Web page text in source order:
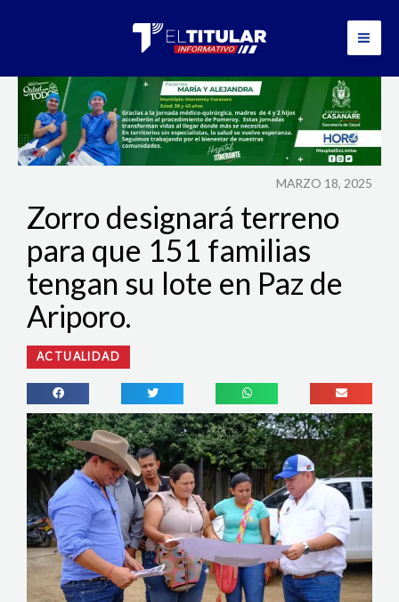
MARZO 18, 2025
Zorro designará terreno
para que 151 familias
tengan su lote en Paz de
Ariporo.
ACTUALIDAD